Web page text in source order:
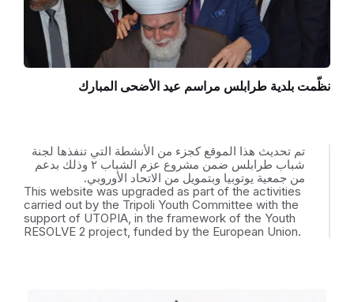
نظّمت بلدية طرابلس مراسم عيد الأضحى المبارك
تم تحديث هذا الموقع كجزء من الأنشطة التي تنفذها لجنة
شباب طرابلس ضمن مشروع عزم الشباب ٢ وذلك بدعم
من جمعية يوتوبيا وبتمويل من الاتحاد الأوروبي.
This website was upgraded as part of the activities
carried out by the Tripoli Youth Committee with the
support of UTOPIA, in the framework of the Youth
RESOLVE 2 project, funded by the European Union.